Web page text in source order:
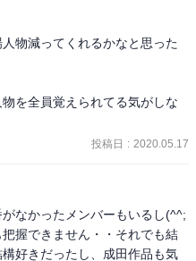
みだったけど結局ハメ殺しさ
るけど。アルケイデスもタイ
風呂敷を畳もうとしているの
ね。
物減ってくれるかなと思った
を全員覚えられてる気がしな
投稿日 : 2020.05.17
なかったメンバーもいるし(^^;
握できません・・それでも結
好きだったし、成田作品も気